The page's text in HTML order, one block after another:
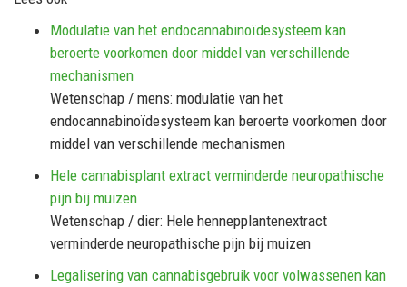
Modulatie van het endocannabinoïdesysteem kan
beroerte voorkomen door middel van verschillende
mechanismen
Wetenschap / mens: modulatie van het
endocannabinoïdesysteem kan beroerte voorkomen door
middel van verschillende mechanismen
Hele cannabisplant extract verminderde neuropathische
pijn bij muizen
Wetenschap / dier: Hele hennepplantenextract
verminderde neuropathische pijn bij muizen
Legalisering van cannabisgebruik voor volwassenen kan